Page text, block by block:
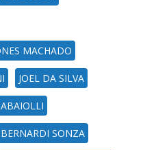
MACHADO
JOEL DA SILVA
SONZA